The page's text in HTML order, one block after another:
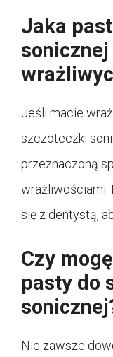
Jaka
Jeśli macie
szczoteczki
przeznaczoną
wrażliwościami.
się z dentystą,
Czy
pasty do
Nie zawsze